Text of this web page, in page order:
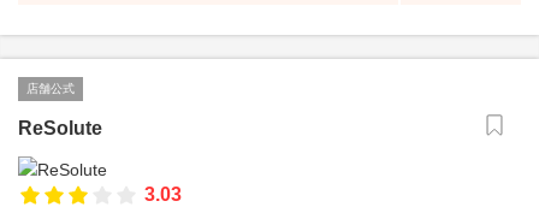
店舗公式
ReSolute
3.03